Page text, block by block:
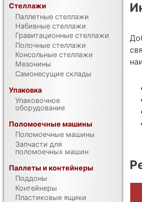
Стеллажи
Паллетные стеллажи
Набивные стеллажи
Гравитационные стеллажи
Полочные стеллажи
Консольные стеллажи
Мезонины
Самонесущие склады
Упаковка
Упаковочное
оборудование
Поломоечные машины
Поломоечные машины
Запчасти для
поломоечных машин
Паллеты и контейнеры
Поддоны
Контейнеры
Пластиковые ящики